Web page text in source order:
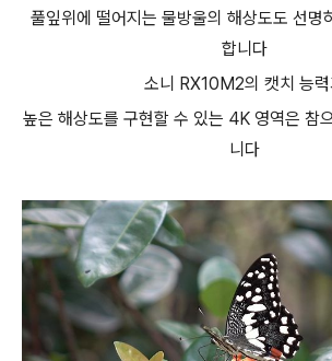
풀잎위에 떨어지는 물방울의 해상도도 선명
합니다
소니 RX10M2의 캣치 능
높은 해상도를 구현할 수 있는 4K 영역은 참
니다